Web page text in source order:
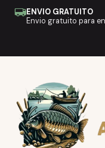
ENVIO GRATUITO
Envio gratuito para